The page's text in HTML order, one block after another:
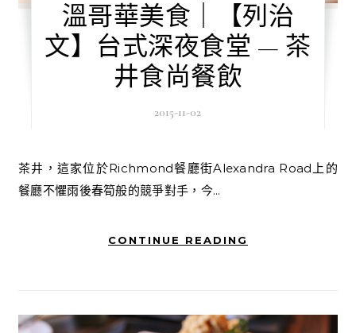
溫哥華美食｜【列治
文】台式深夜食堂 — 茶
井食尚餐飲
2015-11-02
茶井，這家位於Richmond餐廳街Alexandra Road上的
餐廳不懼雨後春筍般的競爭對手，今...
CONTINUE READING